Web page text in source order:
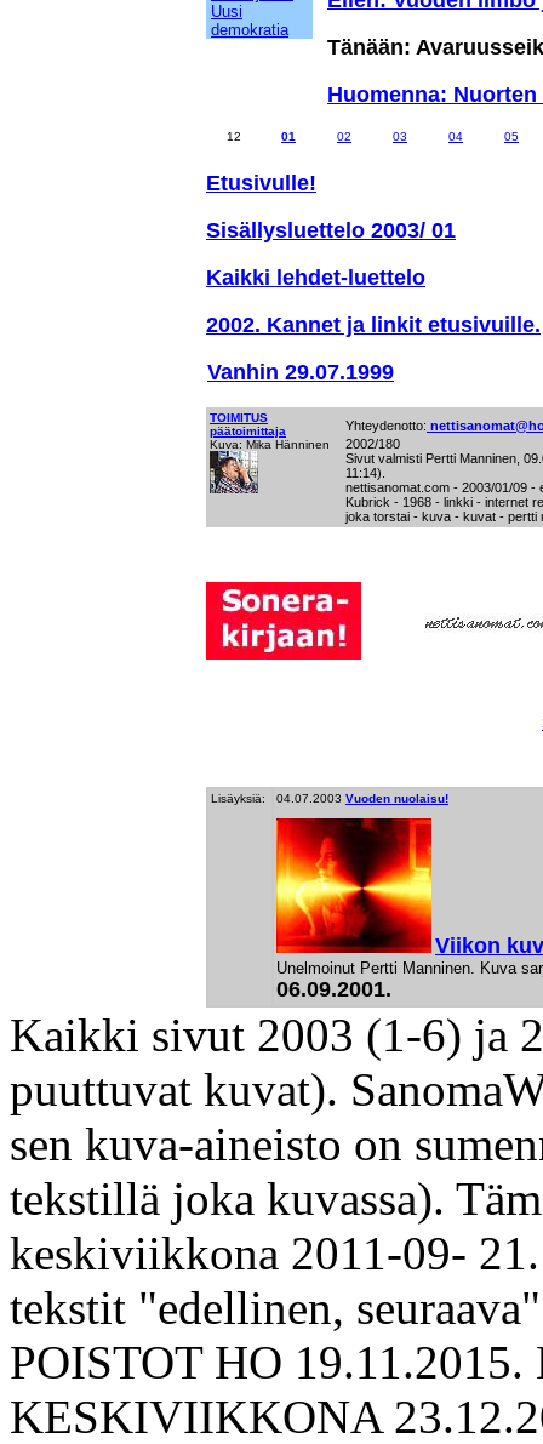
Uusi
demokratia
Tänään:
Huomenna: Nuorten
12 01 02 03 04 05
Etusivulle!
Sisällysluettelo 2003/ 01
Kaikki lehdet-luettelo
2002. Kannet ja linkit etusivuille.
Vanhin 29.07.1999
TOIMITUS
päätoimittaja
Kuva: Mika Hänninen
Yhteydenotto:
2002/180
Sivut valmisti Pertti Manninen,
11:14).
nettisanomat.com - 2003/01/09 -
Kubrick - 1968 - linkki - internet
joka torstai - kuva - kuvat - pertti
Lisäyksiä: 04.07.2003 Vuoden nuolaisu!
Viikon
Unelmoinut Pertti Manninen. Kuva
06.09.2001.
Kaikki sivut 2003 (1-6) ja
puuttuvat kuvat).
sen kuva-aineisto on
tekstillä joka kuvassa).
keskiviikkona 2011-09-
tekstit "edellinen,
POISTOT HO
KESKIVIIKKONA